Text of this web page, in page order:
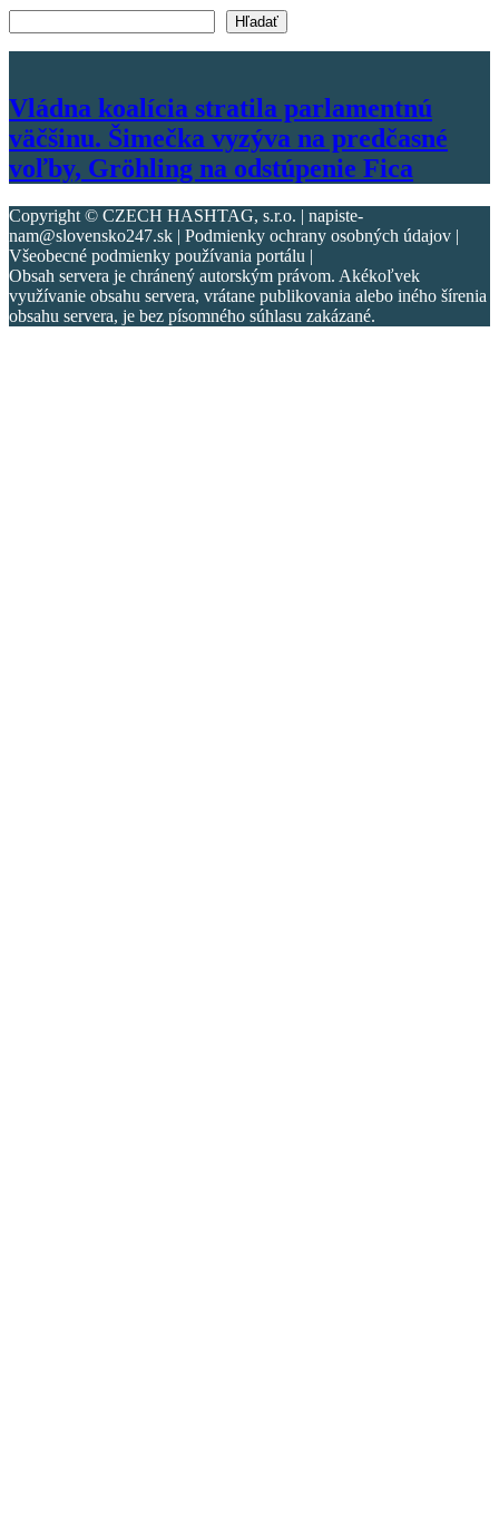
Hľadať
Vládna koalícia stratila parlamentnú
väčšinu. Šimečka vyzýva na predčasné
voľby, Gröhling na odstúpenie Fica
Copyright © CZECH HASHTAG, s.r.o. | napiste-
nam@slovensko247.sk | Podmienky ochrany osobných údajov |
Všeobecné podmienky používania portálu |
Obsah servera je chránený autorským právom. Akékoľvek
využívanie obsahu servera, vrátane publikovania alebo iného šírenia
obsahu servera, je bez písomného súhlasu zakázané.